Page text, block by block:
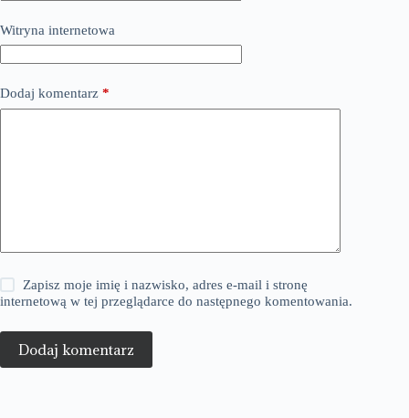
Witryna internetowa
Dodaj komentarz *
Zapisz moje imię i nazwisko, adres e-mail i stronę
internetową w tej przeglądarce do następnego komentowania.
Dodaj komentarz